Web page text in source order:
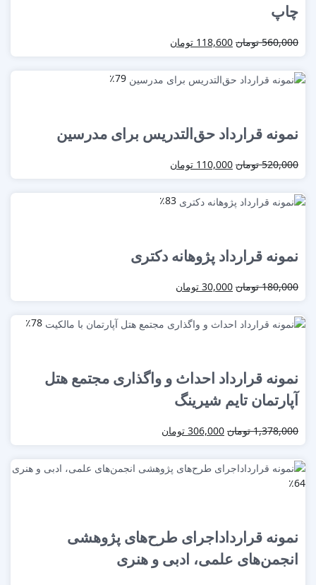
چاپ
560,000 تومان 118,600 تومان
٪79
نمونه قرارداد حق‌التدریس برای مدرسین
520,000 تومان 110,000 تومان
٪83
نمونه قرارداد پژوهانه دکتری
180,000 تومان 30,000 تومان
٪78
نمونه قرارداد احداث و واگذاری مجتمع هتل
آپارتمان تایم شیرینگ
1,378,000 تومان 306,000 تومان
٪64
نمونه قرارداداجرای طرح‌های پژوهشی
انجمن‌های علمی، ادبی و هنری